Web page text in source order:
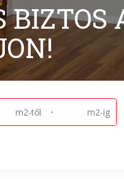
BIZTOS
-